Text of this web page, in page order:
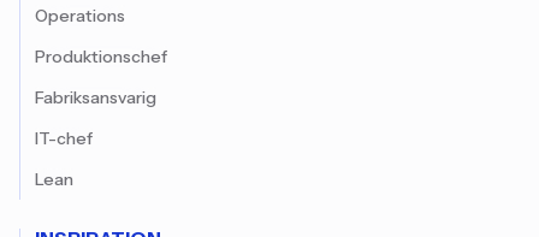
Operations
Produktionschef
Fabriksansvarig
IT-chef
Lean